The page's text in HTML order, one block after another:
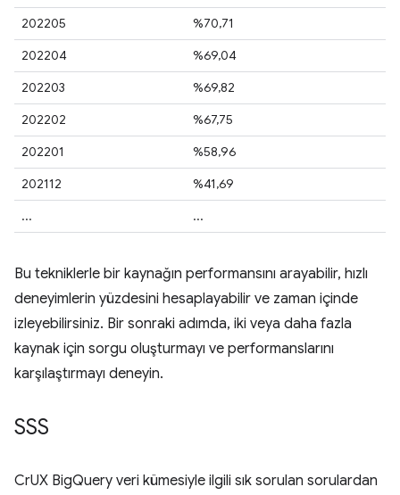
202205
%70,71
202204
%69,04
202203
%69,82
202202
%67,75
202201
%58,96
202112
%41,69
...
...
Bu tekniklerle bir kaynağın performansını arayabilir, hızlı
deneyimlerin yüzdesini hesaplayabilir ve zaman içinde
izleyebilirsiniz. Bir sonraki adımda, iki veya daha fazla
kaynak için sorgu oluşturmayı ve performanslarını
karşılaştırmayı deneyin.
SSS
CrUX BigQuery veri kümesiyle ilgili sık sorulan sorulardan